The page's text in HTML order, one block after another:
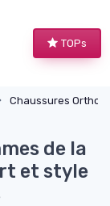
TOPs
Chaussures
de la
et style